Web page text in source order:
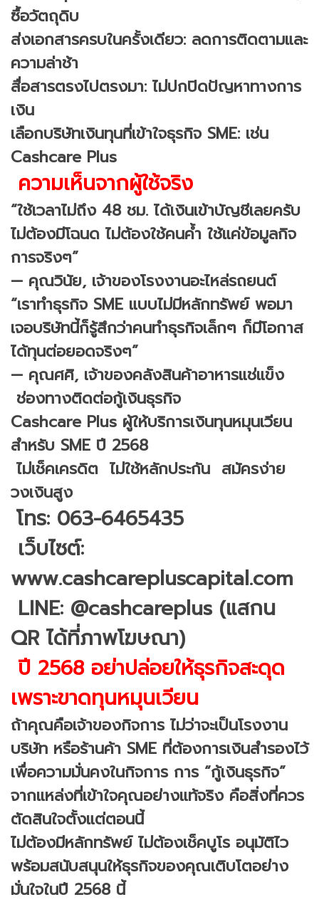
ซื้อวัตถุดิบ
ส่งเอกสารครบในครั้งเดียว: ลดการติดตามและ
ความล่าช้า
สื่อสารตรงไปตรงมา: ไม่ปกปิดปัญหาทางการ
เงิน
เลือกบริษัทเงินทุนที่เข้าใจธุรกิจ SME: เช่น
Cashcare Plus
ความเห็นจากผู้ใช้จริง
“ใช้เวลาไม่ถึง 48 ชม. ได้เงินเข้าบัญชีเลยครับ
ไม่ต้องมีโฉนด ไม่ต้องใช้คนค้ำ ใช้แค่ข้อมูลกิจ
การจริงๆ”
— คุณวินัย, เจ้าของโรงงานอะไหล่รถยนต์
“เราทำธุรกิจ SME แบบไม่มีหลักทรัพย์ พอมา
เจอบริษัทนี้ก็รู้สึกว่าคนทำธุรกิจเล็กๆ ก็มีโอกาส
ได้ทุนต่อยอดจริงๆ”
— คุณศศิ, เจ้าของคลังสินค้าอาหารแช่แข็ง
ช่องทางติดต่อกู้เงินธุรกิจ
Cashcare Plus ผู้ให้บริการเงินทุนหมุนเวียน
สำหรับ SME ปี 2568
ไม่เช็คเครดิต ไม่ใช้หลักประกัน สมัครง่าย
วงเงินสูง
โทร: 063-6465435
เว็บไซต์:
www.cashcarepluscapital.com
LINE: @cashcareplus (แสกน
QR ได้ที่ภาพโฆษณา)
ปี 2568 อย่าปล่อยให้ธุรกิจสะดุด
เพราะขาดทุนหมุนเวียน
ถ้าคุณคือเจ้าของกิจการ ไม่ว่าจะเป็นโรงงาน
บริษัท หรือร้านค้า SME ที่ต้องการเงินสำรองไว้
เพื่อความมั่นคงในกิจการ การ “กู้เงินธุรกิจ”
จากแหล่งที่เข้าใจคุณอย่างแท้จริง คือสิ่งที่ควร
ตัดสินใจตั้งแต่ตอนนี้
ไม่ต้องมีหลักทรัพย์ ไม่ต้องเช็คบูโร อนุมัติไว
พร้อมสนับสนุนให้ธุรกิจของคุณเติบโตอย่าง
มั่นใจในปี 2568 นี้